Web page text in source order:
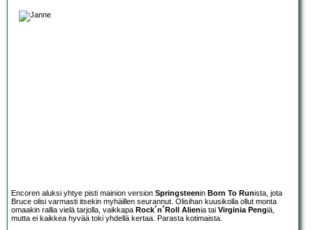
Encoren aluksi yhtye pisti mainion version Springsteenin Born To Runista, jota
Bruce olisi varmasti itsekin myhäillen seurannut. Olisihan kuusikolla ollut monta
omaakin rallia vielä tarjolla, vaikkapa Rock´n´Roll Alienia tai Virginia Pengiä,
mutta ei kaikkea hyvää toki yhdellä kertaa. Parasta kotimaista.